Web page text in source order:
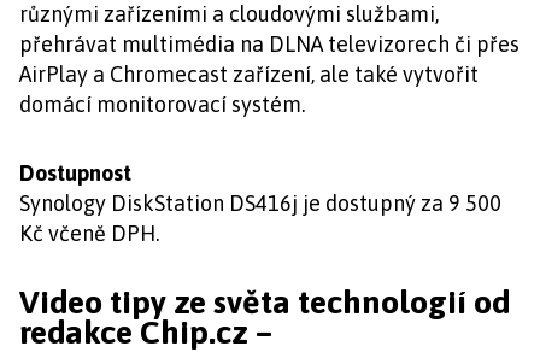
různými zařízeními a cloudovými službami,
přehrávat multimédia na DLNA televizorech či přes
AirPlay a Chromecast zařízení, ale také vytvořit
domácí monitorovací systém.
Dostupnost
Synology DiskStation DS416j je dostupný za 9 500
Kč včeně DPH.
Video tipy ze světa technologií od
redakce Chip.cz –